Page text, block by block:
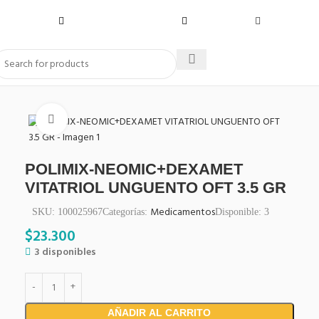
Click to enlarge
POLIMIX-NEOMIC+DEXAMET
VITATRIOL UNGUENTO OFT 3.5 GR
SKU: 100025967Categorías: MedicamentosDisponible: 3
$23.300
3 disponibles
AÑADIR AL CARRITO